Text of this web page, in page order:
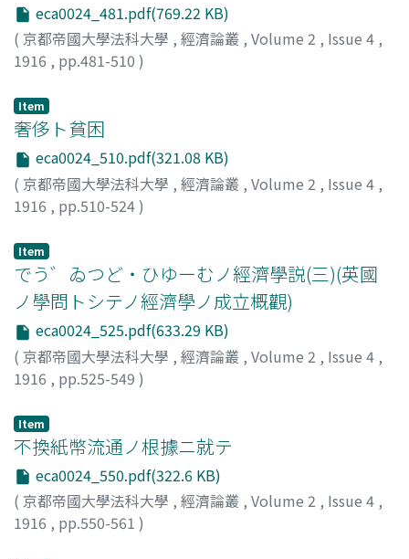
eca0024_481.pdf(769.22 KB)
( 京都帝國大學法科大學 , 經濟論叢 , Volume 2 , Issue 4 ,
1916 , pp.481-510 )
Item
奢侈ト貧困
eca0024_510.pdf(321.08 KB)
( 京都帝國大學法科大學 , 經濟論叢 , Volume 2 , Issue 4 ,
1916 , pp.510-524)
Item
でう゛ゐつど・ひゆーむノ經濟學説(三)(英國
ノ學問トシテノ經濟學ノ成立概觀)
eca0024_525.pdf(633.29 KB)
( 京都帝國大學法科大學 , 經濟論叢 , Volume 2 , Issue 4 ,
1916 , pp.525-549 )
Item
不換紙幣流通ノ根據ニ就テ
eca0024_550.pdf(322.6 KB)
( 京都帝國大學法科大學 , 經濟論叢 , Volume 2 , Issue 4 ,
1916 , pp.550-561 )